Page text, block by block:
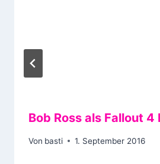
Bob Ross als Fallout 4
Von basti 1. September 2016